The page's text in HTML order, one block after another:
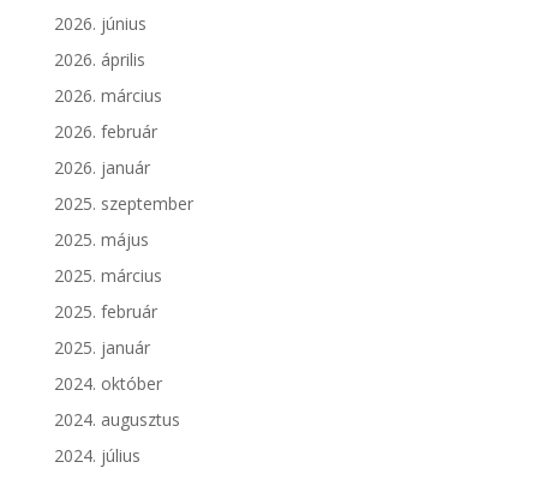
2026. június
2026. április
2026. március
2026. február
2026. január
2025. szeptember
2025. május
2025. március
2025. február
2025. január
2024. október
2024. augusztus
2024. július